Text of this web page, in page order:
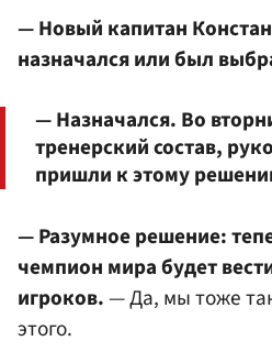
— Новый капитан
назначался или был
— Назначался. Во
тренерский состав,
пришли к этому
— Разумное решение:
чемпион мира будет
игроков.— Да, мы тоже
этого.